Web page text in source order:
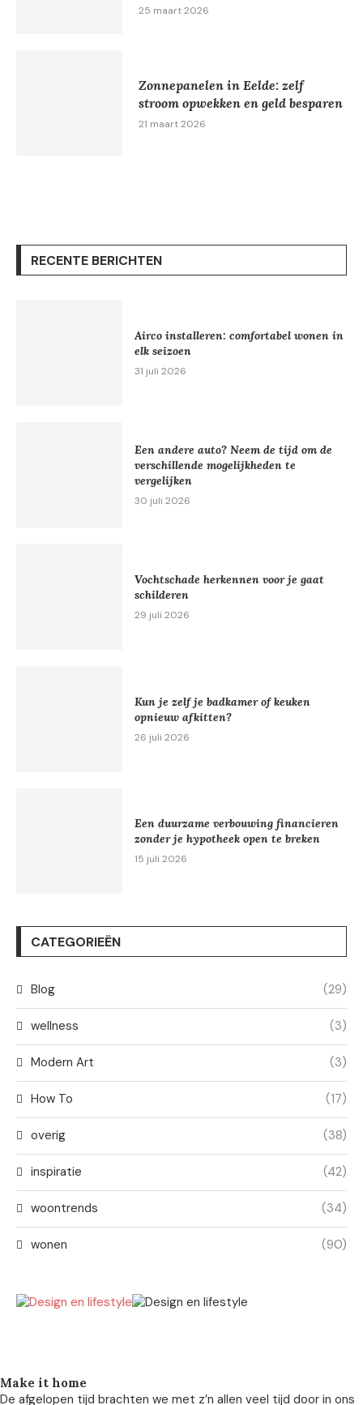
25 maart 2026
Zonnepanelen in Eelde: zelf
stroom opwekken en geld besparen
21 maart 2026
RECENTE BERICHTEN
Airco installeren: comfortabel wonen in
elk seizoen
31 juli 2026
Een andere auto? Neem de tijd om de
verschillende mogelijkheden te
vergelijken
30 juli 2026
Vochtschade herkennen voor je gaat
schilderen
29 juli 2026
Kun je zelf je badkamer of keuken
opnieuw afkitten?
26 juli 2026
Een duurzame verbouwing financieren
zonder je hypotheek open te breken
15 juli 2026
CATEGORIEËN
Blog (29)
wellness (3)
Modern Art (3)
How To (17)
overig (38)
inspiratie (42)
woontrends (34)
wonen (90)
Make it home
De afgelopen tijd brachten we met z’n allen veel tijd door in ons